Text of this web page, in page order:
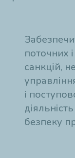
поточних
санкцій,
і
безпеку